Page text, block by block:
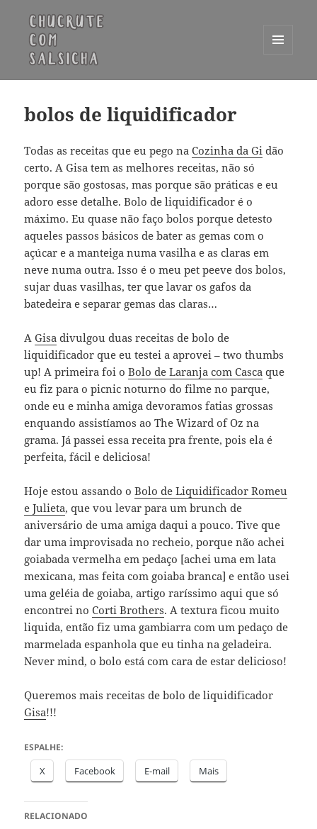
WIDGETS
bolos de liquidificador
Todas as receitas que eu pego naCozinha da Gi dão
certo. A Gisa tem as melhores receitas, não só
porque são gostosas, mas porque são práticas e eu
adoro esse detalhe. Bolo de liquidificador é o
máximo. Eu quase não faço bolos porque detesto
aqueles passos básicos de bater as gemas com o
açúcar e a manteiga numa vasilha e as claras em
neve numa outra. Isso é o meu pet peeve dos bolos,
sujar duas vasilhas, ter que lavar os gafos da
batedeira e separar gemas das claras…
AGisa divulgou duas receitas de bolo de
liquidificador que eu testei a aprovei – two thumbs
up! A primeira foi oBolo de Laranja com Casca que
eu fiz para o picnic noturno do filme no parque,
onde eu e minha amiga devoramos fatias grossas
enquando assistíamos ao The Wizard of Oz na
grama. Já passei essa receita pra frente, pois ela é
perfeita, fácil e deliciosa!
Hoje estou assando oBolo de Liquidificador Romeu
e Julieta, que vou levar para um brunch de
aniversário de uma amiga daqui a pouco. Tive que
dar uma improvisada no recheio, porque não achei
goiabada vermelha em pedaço [achei uma em lata
mexicana, mas feita com goiaba branca] e então usei
uma geléia de goiaba, artigo raríssimo aqui que só
encontrei noCorti Brothers. A textura ficou muito
liquida, então fiz uma gambiarra com um pedaço de
marmelada espanhola que eu tinha na geladeira.
Never mind, o bolo está com cara de estar delicioso!
Queremos mais receitas de bolo de liquidificador
Gisa!!!
ESPALHE:
X Facebook E-mail Mais
RELACIONADO